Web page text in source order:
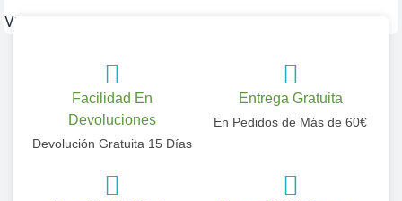
Vista rápida
Facilidad En
Devoluciones
Devolución Gratuita 15 Días
Entrega Gratuita
En Pedidos de Más de 60€